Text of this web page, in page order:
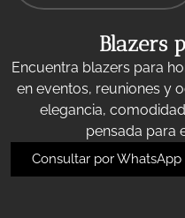
Blazers
Encuentra blazers para
en eventos, reuniones y
elegancia,
pensada para
Consultar por WhatsApp